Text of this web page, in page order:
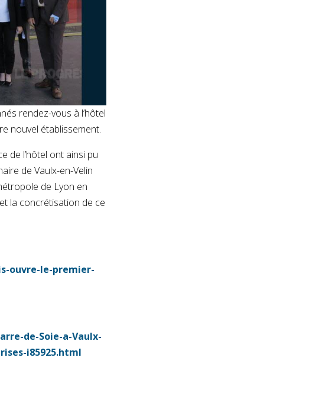
rendez-vous à l’hôtel
nouvel établissement.
de l’hôtel ont ainsi pu
de Vaulx-en-Velin
de Lyon en
la concrétisation de ce
ouvre-le-premier-
de-Soie-a-Vaulx-
i85925.html